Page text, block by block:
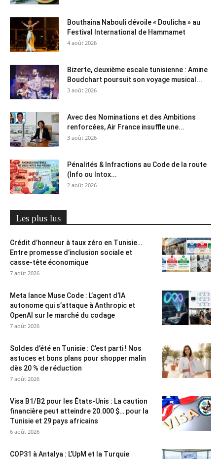
Bouthaina Nabouli dévoile « Doulicha » au
Festival International de Hammamet
4 août 2026
Bizerte, deuxième escale tunisienne : Amine
Boudchart poursuit son voyage musical...
3 août 2026
Avec des Nominations et des Ambitions
renforcées, Air France insuffle une...
3 août 2026
Pénalités & Infractions au Code de la route
(Info ou Intox...
2 août 2026
Les plus lus
Crédit d’honneur à taux zéro en Tunisie…
Entre promesse d’inclusion sociale et
casse-tête économique
7 août 2026
Meta lance Muse Code : L’agent d’IA
autonome qui s’attaque à Anthropic et
OpenAI sur le marché du codage
7 août 2026
Soldes d’été en Tunisie : C’est parti ! Nos
astuces et bons plans pour shopper malin
dès 20 % de réduction
7 août 2026
Visa B1/B2 pour les États-Unis : La caution
financière peut atteindre 20.000 $… pour la
Tunisie et 29 pays africains
6 août 2026
COP31 à Antalya : L’UpM et la Turquie